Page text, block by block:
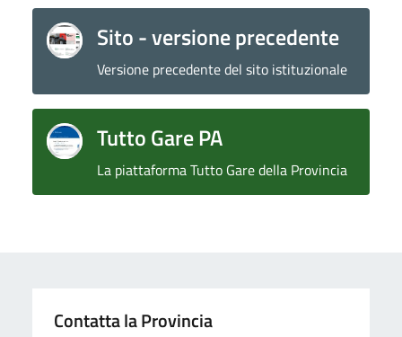
Sito - versione precedente
Versione precedente del sito istituzionale
Tutto Gare PA
La piattaforma Tutto Gare della Provincia
Contatta la Provincia